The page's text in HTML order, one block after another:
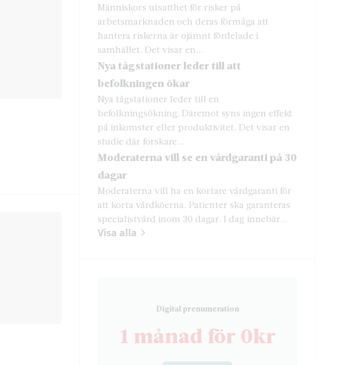
Människors utsatthet för risker på
arbetsmarknaden och deras förmåga att
hantera riskerna är ojämnt fördelade i
samhället. Det visar en...
Nya tågstationer leder till att
befolkningen ökar
Nya tågstationer leder till en
befolkningsökning. Däremot syns ingen effekt
på inkomster eller produktivitet. Det visar en
studie där forskare...
Moderaterna vill se en vårdgaranti på 30
dagar
Moderaterna vill ha en kortare vårdgaranti för
att korta vårdköerna. Patienter ska garanteras
specialistvård inom 30 dagar. I dag innebär...
Visa alla
Digital prenumeration
1 månad för 0kr